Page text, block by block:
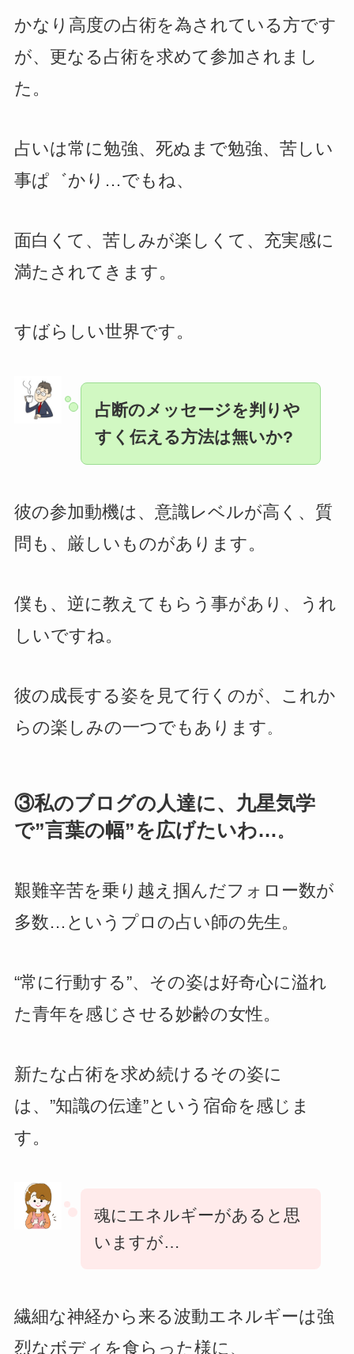
かなり高度の占術を為されている方です
が、更なる占術を求めて参加されまし
た。
占いは常に勉強、死ぬまで勉強、苦しい
事ぱ゛かり…でもね、
面白くて、苦しみが楽しくて、充実感に
満たされてきます。
すばらしい世界です。
占断のメッセージを判りや
すく伝える方法は無いか?
彼の参加動機は、意識レベルが高く、質
問も、厳しいものがあります。
僕も、逆に教えてもらう事があり、うれ
しいですね。
彼の成長する姿を見て行くのが、これか
らの楽しみの一つでもあります 。
③私のブログの人達に、九星気学
で”言葉の幅”を広げたいわ…。
艱難辛苦を乗り越え掴んだフォロー数が
多数…というプロの占い師の先生。
“常に行動する”、その姿は好奇心に溢れ
た青年を感じさせる妙齢の女性。
新たな占術を求め続けるその姿に
は、”知識の伝達”という宿命を感じま
す。
魂にエネルギーがあると思
いますが…
繊細な神経から来る波動エネルギーは強
烈なボディを食らった様に、